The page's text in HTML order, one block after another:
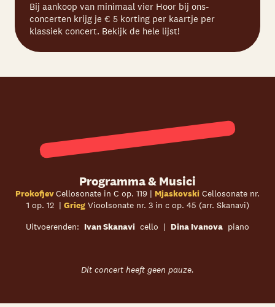
Bij aankoop van minimaal vier Hoor bij ons-
concerten krijg je € 5 korting per kaartje per
klassiek concert. Bekijk de hele lijst!
Programma & Musici
ProkofjevCellosonate in C op. 119 | Mjaskovski Cellosonate nr.
1 op. 12 | GriegVioolsonate nr. 3 in c op. 45 (arr. Skanavi)
Uitvoerenden: Ivan Skanavi cello | Dina Ivanova piano
Dit concert heeft geen pauze.